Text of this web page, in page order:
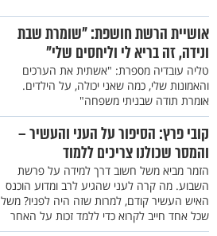
אושיית הרשת חושפת: "שומרת שבת
ונידה, זה בריא לי וליחסים שלי"
טליה עובדיה מספרת: "אשתית את הערכים
והאמונות שלי, כמה שאני יכולה, על הילדים.
אומרת תודה שבניתי משפחה"
קובי פרץ: הסיפור על העני והעשיר –
והמסר שכולנו צריכים ללמוד
הזמר מביא משל חשוב דרך למידה על פרשת
השבוע. מה קרה לעני שהגיע לרב ומדוע הוכנס
האיש העשיר קודם, למרות שזה היה לפניו? משל
שכל אחד חייב לקרוא כדי ללמד זכות על האחר